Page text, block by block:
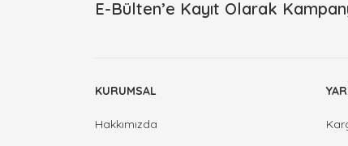
Ürün açıklamasında eksik bilgiler bulunuyor.
E-Bülten’e Kayıt Olarak
KURUMSAL
Hakkımızda